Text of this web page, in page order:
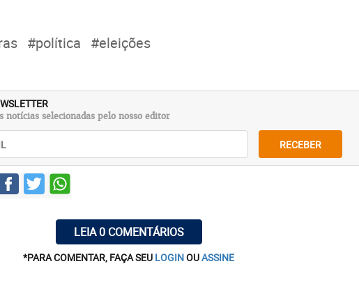
#política #eleições
notícias selecionadas pelo nosso editor
RECEBER
LEIA 0 COMENTÁRIOS
*PARA COMENTAR, FAÇA SEU LOGINOUASSINE